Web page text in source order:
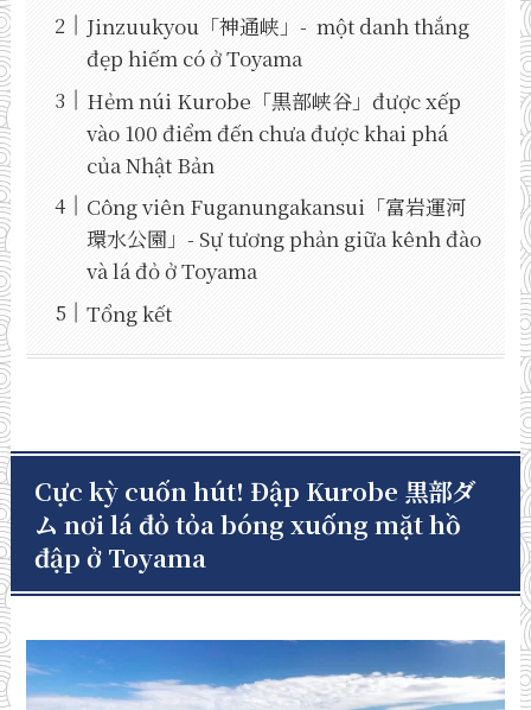
Jinzuukyou「神通峡」- một danh thắng
đẹp hiếm có ở Toyama
Hẻm núi Kurobe「黒部峡谷」được xếp
vào 100 điểm đến chưa được khai phá
của Nhật Bản
Công viên Fuganungakansui「富岩運河
環水公園」- Sự tương phản giữa kênh đào
và lá đỏ ở Toyama
Tổng kết
Cực kỳ cuốn hút! Đập Kurobe 黒部ダ
ム nơi lá đỏ tỏa bóng xuống mặt hồ
đập ở Toyama